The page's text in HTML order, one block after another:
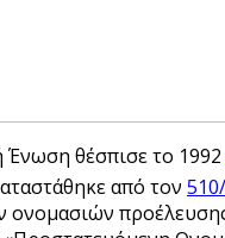
θέσπισε το 1992
από τον
ονομασιών